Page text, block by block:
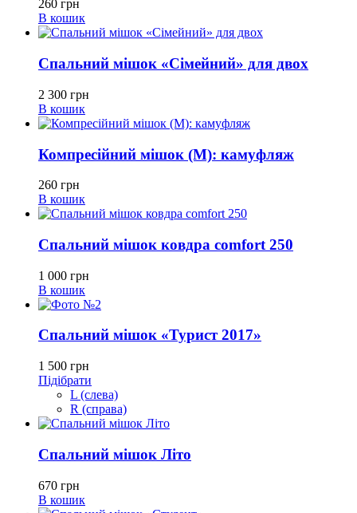
260 грн
В кошик
Спальний мішок «Сімейний» для двох
2 300 грн
В кошик
Компресійний мішок (M): камуфляж
260 грн
В кошик
Спальний мішок ковдра comfort 250
1 000 грн
В кошик
Спальний мішок «Турист 2017»
1 500 грн
Підібрати
L (слева)
R (справа)
Спальний мішок Літо
670 грн
В кошик